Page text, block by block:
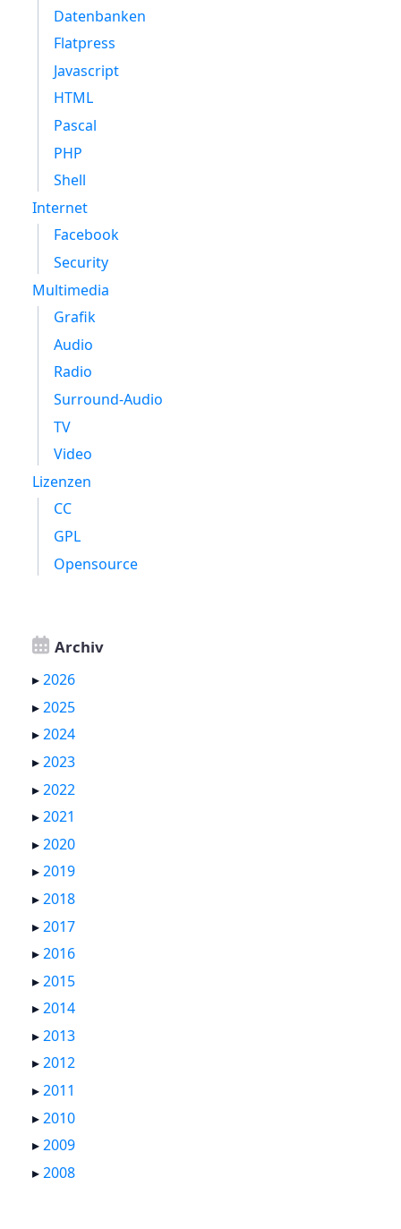
Datenbanken
Flatpress
Javascript
HTML
Pascal
PHP
Shell
Internet
Facebook
Security
Multimedia
Grafik
Audio
Radio
Surround-Audio
TV
Video
Lizenzen
CC
GPL
Opensource
Archiv
▸2026
▸2025
▸2024
▸2023
▸2022
▸2021
▸2020
▸2019
▸2018
▸2017
▸2016
▸2015
▸2014
▸2013
▸2012
▸2011
▸2010
▸2009
▸2008